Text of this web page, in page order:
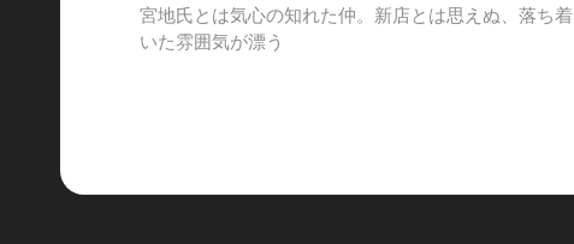
宮地氏とは気心の知れた仲。新店とは思えぬ、落ち着
いた雰囲気が漂う